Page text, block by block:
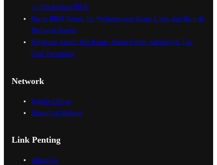
ini Dikabulkan FIFA
Harga BBM Turun, Ini Perbandingan Harga Lama dan Baru di
Berbagai Daerah
Kejagung Ambil Alih Kasus, Status Febrie Adriansyah Tak
Lagi Tersangka
Network
Inggris Online
Konsultasi Hukum
Link Penting
About Us